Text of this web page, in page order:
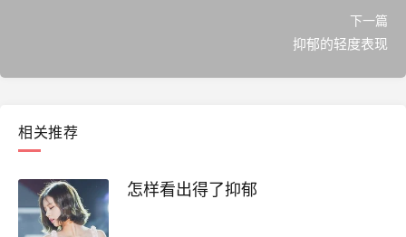
下一篇
抑郁的轻度表现
相关推荐
怎样看出得了抑郁